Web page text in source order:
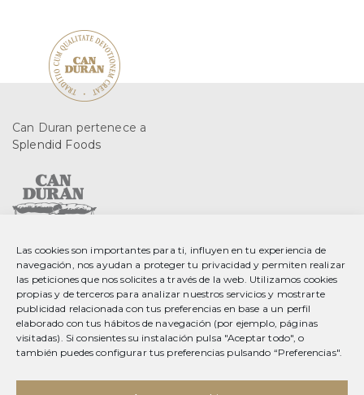
Las cookies son importantes para ti, influyen en tu experiencia de
navegación, nos ayudan a proteger tu privacidad y permiten realizar
las peticiones que nos solicites a través de la web. Utilizamos cookies
propias y de terceros para analizar nuestros servicios y mostrarte
publicidad relacionada con tus preferencias en base a un perfil
elaborado con tus hábitos de navegación (por ejemplo, páginas
visitadas). Si consientes su instalación pulsa "Aceptar todo", o
también puedes configurar tus preferencias pulsando “Preferencias".
Can Duran pertenece a
Splendid Foods
C. Gurri, 2 08553 Seva
Barcelona, Spain
T 34 93 889 23 35
F 34 93 889 20 78
info@splendid-foods.com
Aviso legal